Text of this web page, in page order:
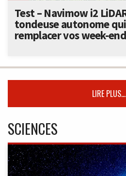
Test – Navimow i2
tondeuse autonome
remplacer vos week-
LIRE PLUS...
SCIENCES